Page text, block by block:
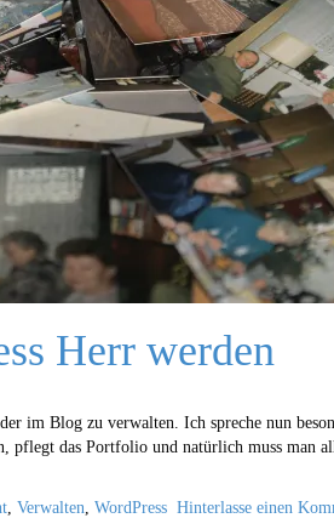
Herr werden
im Blog zu verwalten. Ich spreche nun
pflegt das Portfolio und natürlich muss man
, Verwalten, WordPress Hinterlasse einen